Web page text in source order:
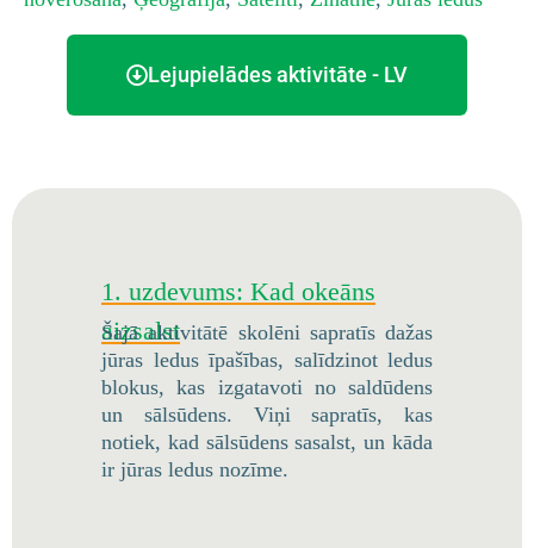
Lejupielādes aktivitāte - LV
1. uzdevums: Kad okeāns
aizsalst
Šajā aktivitātē skolēni sapratīs dažas
jūras ledus īpašības, salīdzinot ledus
blokus, kas izgatavoti no saldūdens
un sālsūdens. Viņi sapratīs, kas
notiek, kad sālsūdens sasalst, un kāda
ir jūras ledus nozīme.